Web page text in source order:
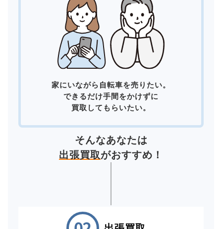
家にいながら自転車を売りたい。
できるだけ手間をかけずに
買取してもらいたい。
そんなあなたは
出張買取がおすすめ！